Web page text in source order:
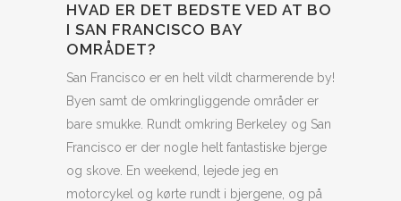
HVAD ER DET BEDSTE VED AT BO
I SAN FRANCISCO BAY
OMRÅDET?
San Francisco er en helt vildt charmerende by!
Byen samt de omkringliggende områder er
bare smukke. Rundt omkring Berkeley og San
Francisco er der nogle helt fantastiske bjerge
og skove. En weekend, lejede jeg en
motorcykel og kørte rundt i bjergene, og på